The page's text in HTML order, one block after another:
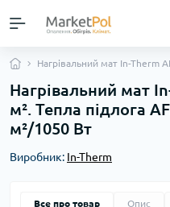
Нагрівальний мат In-Therm
Нагрівальний мат
м². Тепла підлога
м²/1050 Вт
Виробник: In-Therm
Все про товар Опис